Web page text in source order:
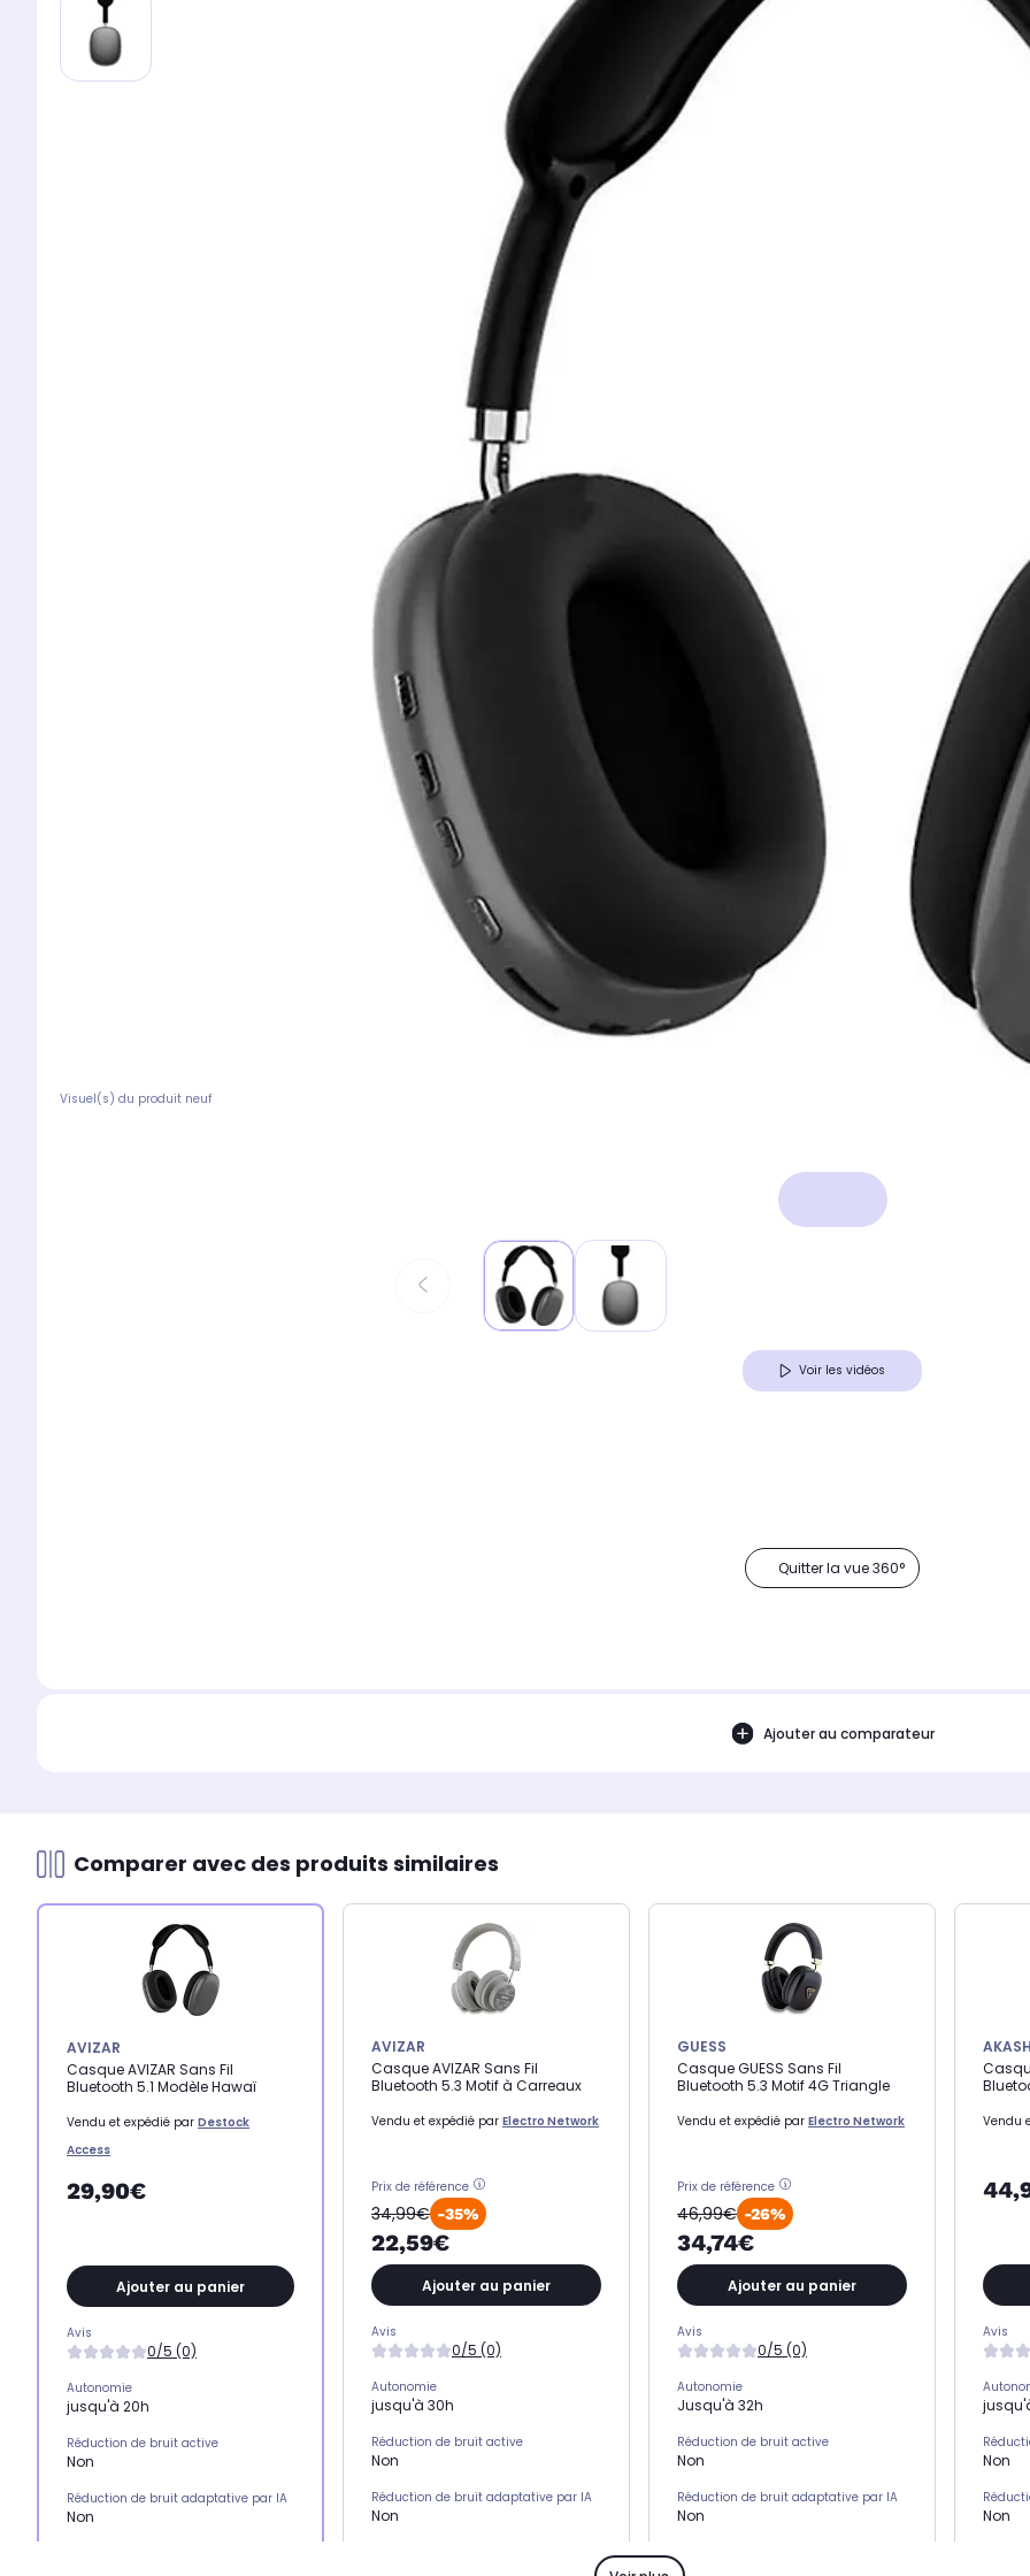
Visuel(s) du produit neuf
Voir les vidéos
Quitter la vue 360°
Ajouter au comparateur
Comparer avec des produits similaires
AVIZAR
Casque AVIZAR Sans Fil
Bluetooth 5.1 Modèle Hawaï
Vendu et expédié par Destock
Access
29,90€
Ajouter au panier
Avis
0/5 (0)
Autonomie
jusqu'à 20h
Réduction de bruit active
Non
Réduction de bruit adaptative par IA
Non
AVIZAR
Casque AVIZAR Sans Fil
Bluetooth 5.3 Motif à Carreaux
Vendu et expédié par Electro Network
Prix de référence
34,99€ -35%
22,59€
Ajouter au panier
Avis
0/5 (0)
Autonomie
jusqu'à 30h
Réduction de bruit active
Non
Réduction de bruit adaptative par IA
Non
GUESS
Casque GUESS Sans Fil
Bluetooth 5.3 Motif 4G Triangle
Vendu et expédié par Electro Network
Prix de référence
46,99€ -26%
34,74€
Ajouter au panier
Avis
0/5 (0)
Autonomie
Jusqu'à 32h
Réduction de bruit active
Non
Réduction de bruit adaptative par IA
Non
Englobe l'oreille (circum-aural)
Vendu
Avis
Non
Non